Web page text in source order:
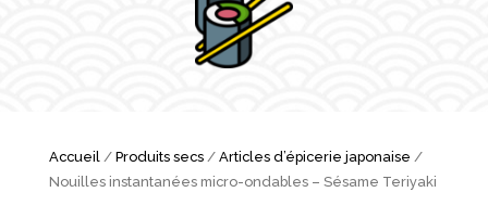
Accueil/ Produits secs/ Articles d’épicerie japonaise /
Nouilles instantanées micro-ondables – Sésame Teriyaki